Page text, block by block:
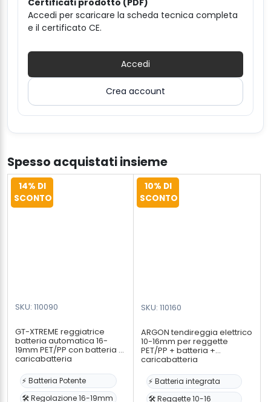
Accedi per scaricare la scheda tecnica completa
e il certificato CE.
Accedi
Crea account
Spesso acquistati insieme
14% DI
SCONTO
SKU: 110090
GT-XTREME reggiatrice
batteria automatica 16-
19mm PET/PP con batteria &
caricabatteria
⚡ Batteria Potente
🛠️ Regolazione 16-19mm
10% DI
SCONTO
SKU: 110160
ARGON tendireggia elettrico
10-16mm per reggette
PET/PP + batteria +
caricabatteria
⚡ Batteria integrata
🛠️ Reggette 10-16